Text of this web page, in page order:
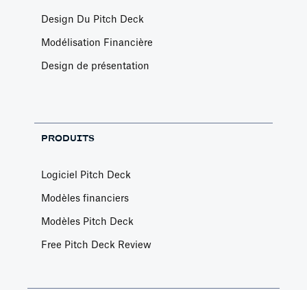
Design Du Pitch Deck
Modélisation Financière
Design de présentation
PRODUITS
Logiciel Pitch Deck
Modèles financiers
Modèles Pitch Deck
Free Pitch Deck Review